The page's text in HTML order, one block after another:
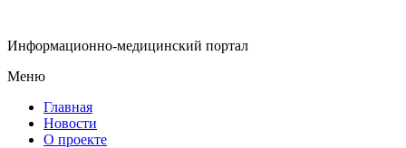
Информационно-медицинский портал
Меню
Главная
Новости
О проекте